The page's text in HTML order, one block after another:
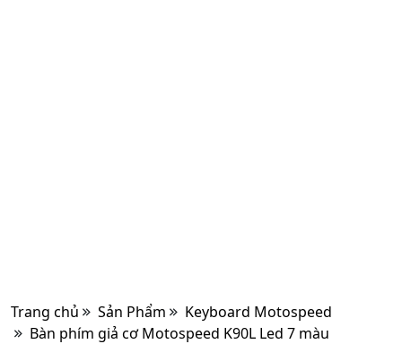
Trang chủ Sản Phẩm
Keyboard Motospeed
Bàn phím giả cơ Motospeed K90L Led 7 màu